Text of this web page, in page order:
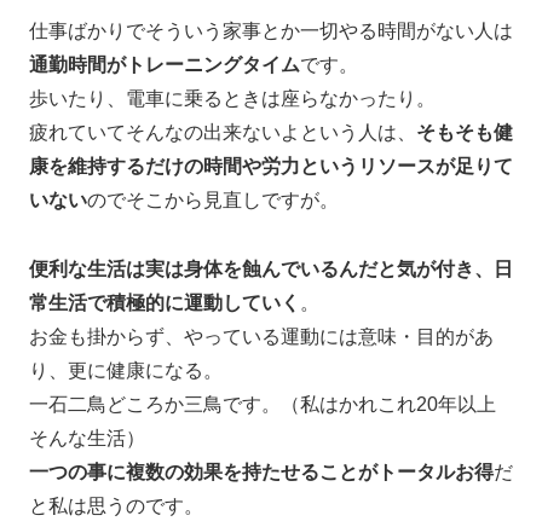
仕事ばかりでそういう家事とか一切やる時間がない人は
通勤時間がトレーニングタイムです。
歩いたり、電車に乗るときは座らなかったり。
疲れていてそんなの出来ないよという人は、 そもそも健
康を維持するだけの時間や労力というリソースが足りて
いないのでそこから見直しですが。
便利な生活は実は身体を蝕んでいるんだと気が付き、日
常生活で積極的に運動していく 。
お金も掛からず、やっている運動には意味・目的があ
り、更に健康になる。
一石二鳥どころか三鳥です。（私はかれこれ20年以上
そんな生活）
一つの事に複数の効果を持たせることがトータルお得だ
と私は思うのです。